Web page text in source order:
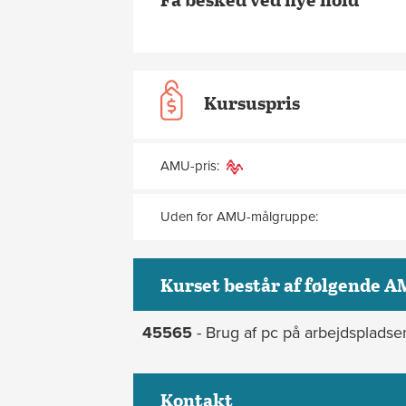
Kursuspris
AMU-pris:
Uden for AMU-målgruppe:
Kurset består af følgende
45565 - Brug af pc på
Kontakt